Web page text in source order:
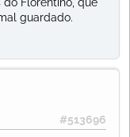
guardado.
#513696